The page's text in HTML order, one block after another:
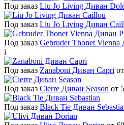
Под заказ Liu Jo Living Диван
Под заказ Liu Jo Living Диван
Под заказ Gebruder Thonet Vienna
i
Под заказ Zanaboni Диван Capri
Под заказ Cierre Диван Season от
Под заказ Black Tie Диван